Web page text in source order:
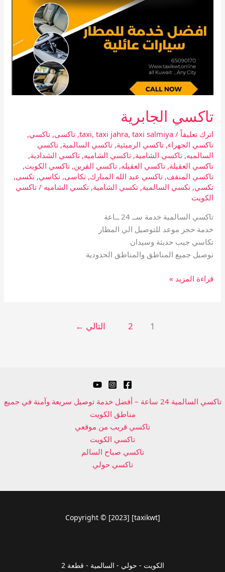
تاكسي الجابرية
اترك تعليقاً /
taxi, taxi jahra, taxi salmiya
,تاكسى,تاكسي,
تاكسي الجهراء,تاكسي الرميثية,تاكسي السالمية,تاكسي
السالميه,تاكسي الشامية,تاكسي الشاميه,تاكسي الشدادية,
تاكسي العقيلة,تاكسي العقيله,تاكسي القرين,تاكسي الكويت,
تاكسي المنقف,تاكسي عبد الله المبارك,تكاسى,تكاسي,تكسى,
تكسي,تكسي السالمية,تكسي الشامية,تكسي الشاميه /تاكسي
الكويت
تاكسي السالمية خدمة ســ 24 ــاعة
خدمة حجز موعد للتوصيل الي المطار
تكاسي جيب حديثة وسيدان
توصيل جميع المناطق والمناطق الحدودية
قراءة المزيد »
1
2 التالي ←
تاكسي السالمية 24 ساعة – أفضل خدمة توصيل سريعة وآمنة في جميع
مناطق الكويت
تاكسي قريب من موقعي
تاكسي الكويت
تاكسي صباح السالم
تاكسي حولي
Copyright © [2023] [taxikwt]
الكويت - حولي - السالمية - قطعة 2